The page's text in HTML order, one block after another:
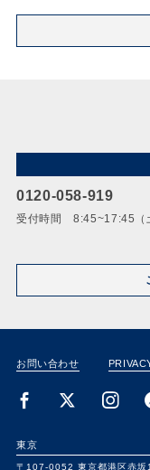
0120-058-919
受付時間 8:45~17:45（
お問い合わせ
東京
〒107-0052 東京都港区赤